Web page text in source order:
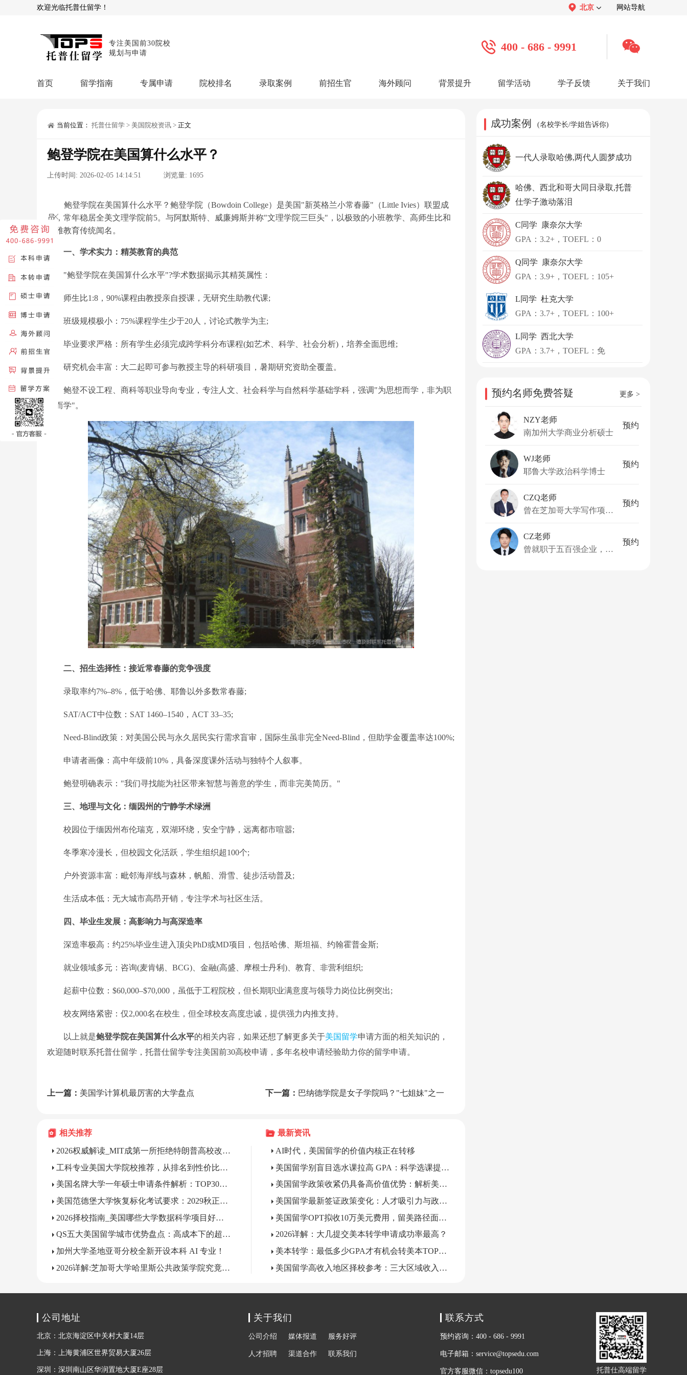
欢迎光临托普仕留学！ 北京 网站导航
专注美国前30院校
规划与申请
400 - 686 - 9991
首页 留学指南
留学攻略
留学资讯 院校资讯
专属申请
本科申请：
博士申请： 博士定制方案
混合申请： 菁英联申计划
留学工具： GPA计算器 留学评估 智能诊断
院校排名 录取案例 前招生官 海外顾问 背景提升 留学活动 学子反馈
学子心声： 感谢视频 学子访谈
关于我们
品牌介绍： 关于我们 公司活动 媒体报道
当前位置： 托普仕留学 > 美国院校资讯 > 正文
鲍登学院在美国算什么水平？
上传时间: 2026-02-05 14:14:51 浏览量: 1695
鲍登学院在美国算什么水平？鲍登学院（Bowdoin College）是美国"新英格兰小常春藤"（Little Ivies）联盟成
员，常年稳居全美文理学院前5。与阿默斯特、威廉姆斯并称"文理学院三巨头"，以极致的小班教学、高师生比和
博雅教育传统闻名。
一、学术实力：精英教育的典范
"鲍登学院在美国算什么水平"?学术数据揭示其精英属性：
师生比1:8，90%课程由教授亲自授课，无研究生助教代课;
班级规模极小：75%课程学生少于20人，讨论式教学为主;
毕业要求严格：所有学生必须完成跨学科分布课程(如艺术、科学、社会分析)，培养全面思维;
研究机会丰富：大二起即可参与教授主导的科研项目，暑期研究资助全覆盖。
鲍登不设工程、商科等职业导向专业，专注人文、社会科学与自然科学基础学科，强调"为思想而学，非为职
业而学"。
二、招生选择性：接近常春藤的竞争强度
录取率约7%–8%，低于哈佛、耶鲁以外多数常春藤;
SAT/ACT中位数：SAT 1460–1540，ACT 33–35;
Need-Blind政策：对美国公民与永久居民实行需求盲审，国际生虽非完全Need-Blind，但助学金覆盖率达100%;
申请者画像：高中年级前10%，具备深度课外活动与独特个人叙事。
鲍登明确表示："我们寻找能为社区带来智慧与善意的学生，而非完美简历。"
三、地理与文化：缅因州的宁静学术绿洲
校园位于缅因州布伦瑞克，双湖环绕，安全宁静，远离都市喧嚣;
冬季寒冷漫长，但校园文化活跃，学生组织超100个;
户外资源丰富：毗邻海岸线与森林，帆船、滑雪、徒步活动普及;
生活成本低：无大城市高昂开销，专注学术与社区生活。
四、毕业生发展：高影响力与高深造率
深造率极高：约25%毕业生进入顶尖PhD或MD项目，包括哈佛、斯坦福、约翰霍普金斯;
就业领域多元：咨询(麦肯锡、BCG)、金融(高盛、摩根士丹利)、教育、非营利组织;
起薪中位数：$60,000–$70,000，虽低于工程院校，但长期职业满意度与领导力岗位比例突出;
校友网络紧密：仅2,000名在校生，但全球校友高度忠诚，提供强力内推支持。
以上就是鲍登学院在美国算什么水平的相关内容，如果还想了解更多关于美国留学申请方面的相关知识的，
欢迎随时联系托普仕留学，托普仕留学专注美国前30高校申请，多年名校申请经验助力你的留学申请。
上一篇： 美国学计算机最厉害的大学盘点 下一篇： 巴纳德学院是女子学院吗？"七姐妹"之一
相关推荐 最新资讯
2026权威解读_MIT成第一所拒绝特朗普高校改革提案的大学
工科专业美国大学院校推荐，从排名到性价比，选校看这篇
美国名牌大学一年硕士申请条件解析：TOP30名校项目速览
美国范德堡大学恢复标化考试要求：2029秋正式执行
2026择校指南_美国哪些大学数据科学项目好申？
QS五大美国留学城市优势盘点：高成本下的超强留学价值
加州大学圣地亚哥分校全新开设本科 AI 专业！
2026详解:芝加哥大学哈里斯公共政策学院究竟有多牛？
AI时代，美国留学的价值内核正在转移
美国留学别盲目选水课拉高 GPA：科学选课提升求职竞争力
美国留学政策收紧仍具备高价值优势：解析美国留学持续吸引力
美国留学最新签证政策变化：人才吸引力与政策门槛的矛盾现状
美国留学OPT拟收10万美元费用，留美路径面临变数
2026详解：大几提交美本转学申请成功率最高？
美本转学：最低多少GPA才有机会转美本TOP50/TOP30?
美国留学高收入地区择校参考：三大区域收入数据全解析
成功案例 (名校学长/学姐告诉你)
一代人录取哈佛,两代人圆梦成功
哈佛、西北和哥大同日录取,托普
仕学子激动落泪
C同学 康奈尔大学
GPA：3.2+，TOEFL：0
Q同学 康奈尔大学
GPA：3.9+，TOEFL：105+
L同学 杜克大学
GPA：3.7+，TOEFL：100+
L同学 西北大学
GPA：3.7+，TOEFL：免
预约名师免费答疑 更多 >
NZY老师
南加州大学商业分析硕士
预约
WJ老师
耶鲁大学政治科学博士
预约
CZQ老师
曾在芝加哥大学写作项目中担任写作导师
预约
CZ老师
曾就职于五百强企业，担任解决方案工程师
预约
公司地址
北京：北京海淀区中关村大厦14层
上海：上海黄浦区世界贸易大厦26层
深圳：深圳南山区华润置地大厦E座28层
关于我们
公司介绍 媒体报道 服务好评
人才招聘 渠道合作 联系我们
联系方式
预约咨询：400 - 686 - 9991
电子邮箱：service@topsedu.com
官方客服微信：topsedu100
托普仕高端留学